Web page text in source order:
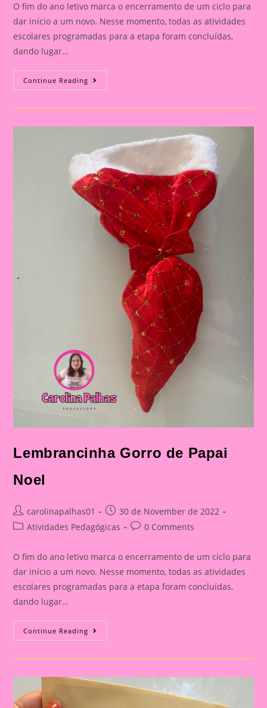
O fim do ano letivo marca o encerramento de um ciclo para
dar início a um novo. Nesse momento, todas as atividades
escolares programadas para a etapa foram concluídas,
dando lugar…
Continue Reading Lembrancinha
Ho,
Lembrancinha Gorro de Papai
Noel
Post
author:
carolinapalhas01
Post
published:
30 de November de 2022
PostAtividades Pedagógicas
Post0 Comments
O fim do ano letivo marca o encerramento de um ciclo para
dar início a um novo. Nesse momento, todas as atividades
escolares programadas para a etapa foram concluídas,
dando lugar…
Continue Reading Lembrancinha
Gorro
Papai